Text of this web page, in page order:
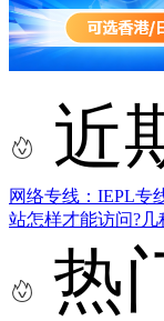
近
网络专线：IEPL专
站怎样才能访问?
热